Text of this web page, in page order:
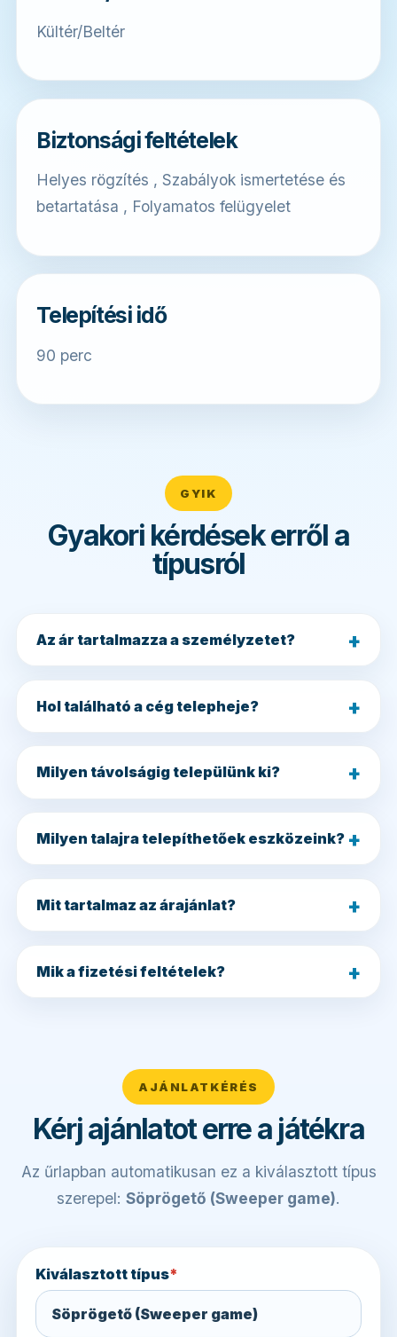
Kültér/Beltér
Biztonsági feltételek
Helyes rögzítés , Szabályok ismertetése és
betartatása , Folyamatos felügyelet
Telepítési idő
90 perc
GYIK
Gyakori kérdések erről a
típusról
Az ár tartalmazza a személyzetet?
Hol található a cég telepheje?
Milyen távolságig települünk ki?
Milyen talajra telepíthetőek eszközeink?
Mit tartalmaz az árajánlat?
Mik a fizetési feltételek?
AJÁNLATKÉRÉS
Kérj ajánlatot erre a játékra
Az űrlapban automatikusan ez a kiválasztott típus
szerepel: Söprögető (Sweeper game).
Kiválasztott típus*